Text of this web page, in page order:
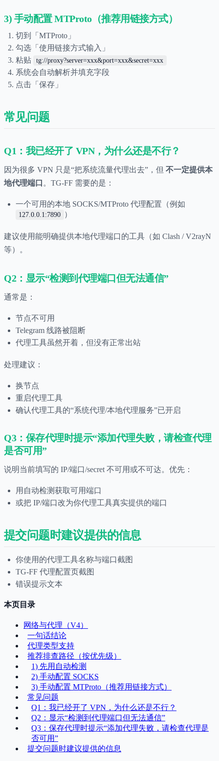
3) 手动配置 MTProto（推荐用链接方式）
切到「MTProto」
勾选「使用链接方式输入」
粘贴
tg://proxy?server=xxx&port=xxx&secret=xxx
系统会自动解析并填充字段
点击「保存」
常见问题
Q1：我已经开了 VPN，为什么还是不行？
因为很多 VPN 只是“把系统流量代理出去”，但 不一定提供本
地代理端口 。TG-FF 需要的是：
一个可用的本地 SOCKS/MTProto 代理配置（例如
127.0.0.1:7890 ）
建议使用能明确提供本地代理端口的工具（如 Clash / V2rayN
等）。
Q2：显示“检测到代理端口但无法通信”
通常是：
节点不可用
Telegram 线路被阻断
代理工具虽然开着，但没有正常出站
处理建议：
换节点
重启代理工具
确认代理工具的“系统代理/本地代理服务”已开启
Q3：保存代理时提示“添加代理失败，请检查代理
是否可用”
说明当前填写的 IP/端口/secret 不可用或不可达。优先：
用自动检测获取可用端口
或把 IP/端口改为你代理工具真实提供的端口
提交问题时建议提供的信息
你使用的代理工具名称与端口截图
TG-FF 代理配置页截图
错误提示文本
本页目录
网络与代理（V4）
一句话结论
代理类型支持
推荐排查路径（按优先级）
1) 先用自动检测
2) 手动配置 SOCKS
3) 手动配置 MTProto（推荐用链接方式）
常见问题
Q1：我已经开了 VPN，为什么还是不行？
Q2：显示“检测到代理端口但无法通信”
Q3：保存代理时提示“添加代理失败，请检查代理是
否可用”
提交问题时建议提供的信息